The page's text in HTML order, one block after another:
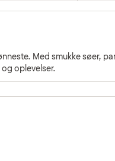
Med smukke søer,
oplevelser.